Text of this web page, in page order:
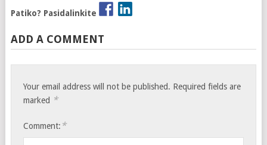
Patiko? Pasidalinkite
ADD A COMMENT
Your email address will not be published. Required fields are
marked *
Comment: *